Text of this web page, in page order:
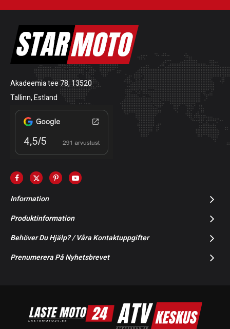
Akadeemia tee 78, 13520
Tallinn, Estland
Information
Produktinformation
Behöver Du Hjälp? / Våra Kontaktuppgifter
Prenumerera På Nyhetsbrevet